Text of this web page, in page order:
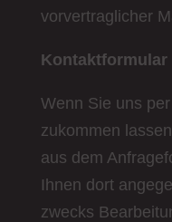
vorvertraglicher
Kontaktformular
Wenn Sie uns
zukommen
aus dem
Ihnen dort
zwecks